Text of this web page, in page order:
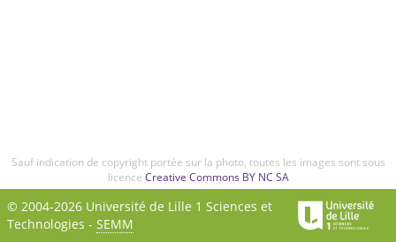
Sauf indication de copyright portée sur la photo, toutes les images sont sous
licence Creative Commons BY NC SA
© 2004-2026 Université de Lille 1 Sciences et
Technologies - SEMM